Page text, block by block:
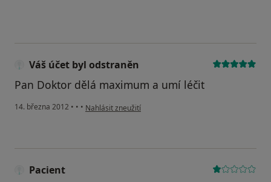
Váš účet byl odstraněn
Pan Doktor dělá maximum a umí léčit
14. března 2012 • • • podle názoru uživatele Váš účet byl odstraněn
Nahlásit zneužití
Pacient